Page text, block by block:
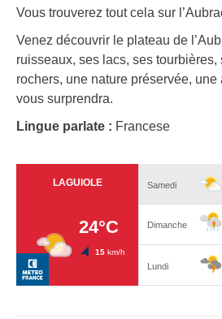
Vous trouverez tout cela sur
Venez découvrir le plateau de
ruisseaux, ses lacs, ses
rochers, une nature préservée,
vous surprendra.
Lingue parlate : Francese